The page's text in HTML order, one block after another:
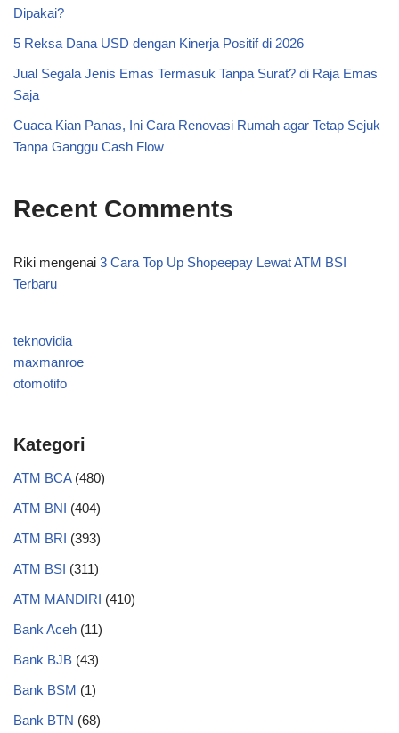
Dipakai?
5 Reksa Dana USD dengan Kinerja Positif di 2026
Jual Segala Jenis Emas Termasuk Tanpa Surat? di Raja Emas
Saja
Cuaca Kian Panas, Ini Cara Renovasi Rumah agar Tetap Sejuk
Tanpa Ganggu Cash Flow
Recent Comments
Riki mengenai 3 Cara Top Up Shopeepay Lewat ATM BSI
Terbaru
teknovidia
maxmanroe
otomotifo
Kategori
ATM BCA(480)
ATM BNI (404)
ATM BRI (393)
ATM BSI (311)
ATM MANDIRI (410)
Bank Aceh (11)
Bank BJB (43)
Bank BSM (1)
Bank BTN (68)